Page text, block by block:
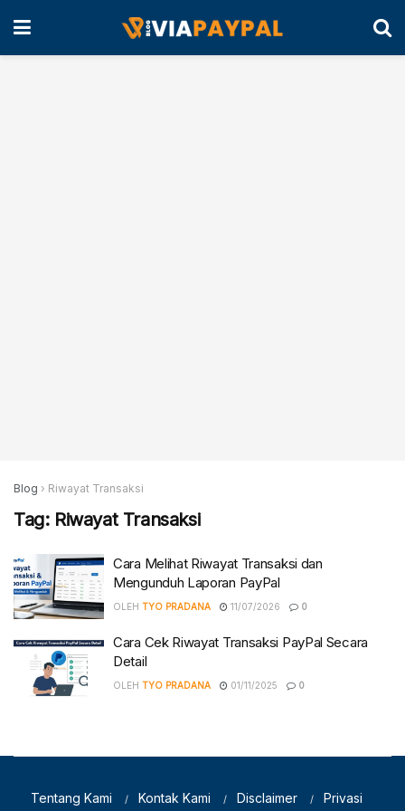
Blog › Riwayat Transaksi
Tag: Riwayat Transaksi
Cara Melihat Riwayat Transaksi dan
Mengunduh Laporan PayPal
OLEH TYO PRADANA 11/07/2026 0
Cara Cek Riwayat Transaksi PayPal Secara
Detail
OLEH TYO PRADANA 01/11/2025 0
Tentang Kami Kontak Kami Disclaimer Privasi